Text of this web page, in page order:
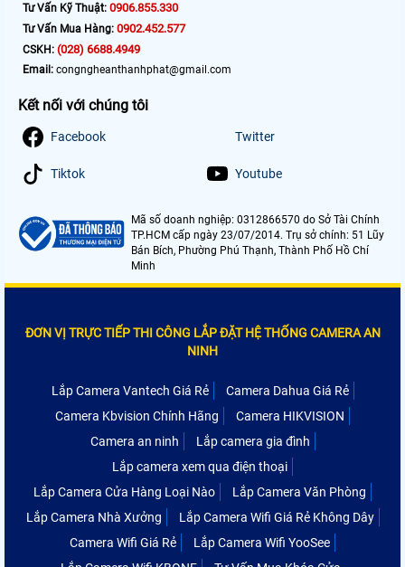
Tư Vấn Kỹ Thuật: 0906.855.330
Tư Vấn Mua Hàng: 0902.452.577
CSKH: (028) 6688.4949
Email: congngheanthanhphat@gmail.com
Kết nối với chúng tôi
Facebook Twitter
Tiktok Youtube
Mã số doanh nghiệp: 0312866570 do Sở Tài Chính
TP.HCM cấp ngày 23/07/2014. Trụ sở chính: 51 Lũy
Bán Bích, Phường Phú Thạnh, Thành Phố Hồ Chí
Minh
ĐƠN VỊ TRỰC TIẾP THI CÔNG LẮP ĐẶT HỆ THỐNG CAMERA AN
NINH
Lắp Camera Vantech Giá Rẻ
Camera Dahua Giá Rẻ
Camera Kbvision Chính Hãng
Camera HIKVISION
Camera an ninh
Lắp camera gia đình
Lắp camera xem qua điện thoại
Lắp Camera Cửa Hàng Loại Nào
Lắp Camera Văn Phòng
Lắp Camera Nhà Xưởng
Lắp Camera Wifi Giá Rẻ Không Dây
Camera Wifi Giá Rẻ
Lắp Camera Wifi YooSee